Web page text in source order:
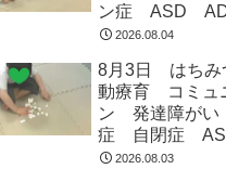
ン症 ASD
後等デイサー
らい市 坂東市
2026.08.04
8月3日 はち
動療育 コミュ
ン 発達障が
症 自閉症
ADHD 児童発
2026.08.03